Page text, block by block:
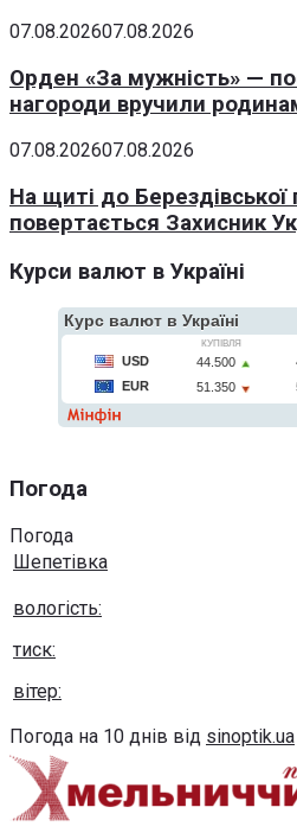
07.08.202607.08.2026
Орден «За мужність» —
нагороди вручили
07.08.202607.08.2026
На щиті до
повертається Захисник
Курси валют в Україні
Погода
Погода
Шепетівка
вологість:
тиск:
вітер:
Погода на 10 днів від sinoptik.ua